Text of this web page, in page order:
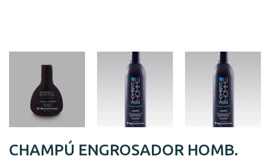
CHAMPÚ ENGROSADOR HOMB.